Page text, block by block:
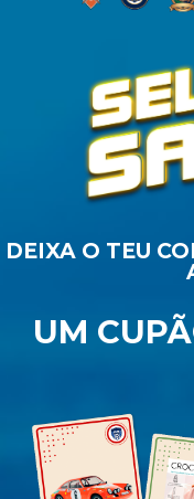
DEIXA O TEU
UM